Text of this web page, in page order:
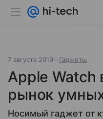
7 августа 2019 Гаджеты
Apple Watch
рынок
Носимый гаджет от